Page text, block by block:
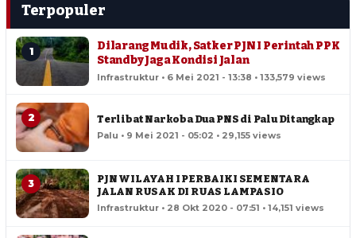
Terpopuler
1
Dilarang Mudik, Satker PJN I Perintah PPK
Standby Jaga Kondisi Jalan
Infrastruktur • 6 Mei 2021 - 13:38 • 133,579 views
2 Terlibat Narkoba Dua PNS di Palu Ditangkap
Palu • 9 Mei 2021 - 05:02 • 29,155 views
3
PJN WILAYAH I PERBAIKI SEMENTARA
JALAN RUSAK DI RUAS LAMPASIO
Infrastruktur • 28 Okt 2020 - 07:51 • 14,151 views